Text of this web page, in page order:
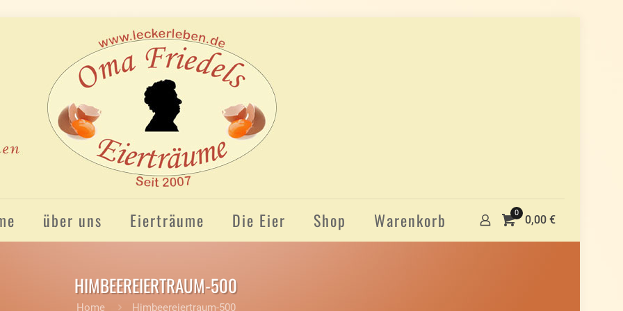
über uns Eierträume Die Eier Shop Warenkorb 0
0,00 €
HIMBEEREIERTRAUM-500
Home Himbeereiertraum-500